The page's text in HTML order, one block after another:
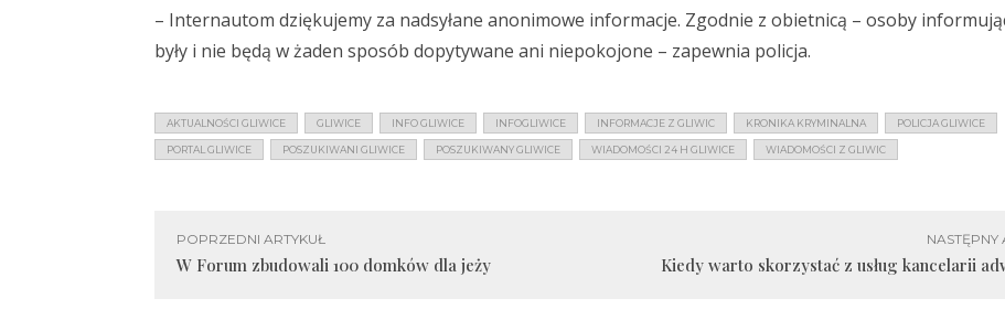
– Internautom dziękujemy za nadsyłane anonimowe informacje. Zgodnie z obietnicą – osoby
były i nie będą w żaden sposób dopytywane ani niepokojone – zapewnia policja.
AKTUALNOŚCI GLIWICE GLIWICE INFO GLIWICE INFOGLIWICE INFORMACJE Z GLIWIC KRONIKA KRYMINALNA POLICJA GLIWICE
PORTAL GLIWICE POSZUKIWANI GLIWICE POSZUKIWANY GLIWICE WIADOMOŚCI 24 H GLIWICE WIADOMOŚCI Z GLIWIC
POPRZEDNI ARTYKUŁ
W Forum zbudowali 100 domków dla jeży
NASTĘPNY
Kiedy warto skorzystać z usług kancelarii